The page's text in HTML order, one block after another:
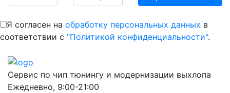
Я согласен на обработку персональных данных в
соответствии с "Политикой конфиденциальности".
Сервис по чип тюнингу и модернизации выхлопа
Ежедневно, 9:00-21:00